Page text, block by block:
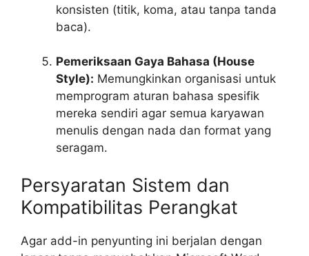
konsisten (titik, koma, atau tanpa tanda
baca).
Pemeriksaan Gaya Bahasa (House
Style): Memungkinkan organisasi untuk
memprogram aturan bahasa spesifik
mereka sendiri agar semua karyawan
menulis dengan nada dan format yang
seragam.
Persyaratan Sistem dan
Kompatibilitas Perangkat
Agar add-in penyunting ini berjalan dengan